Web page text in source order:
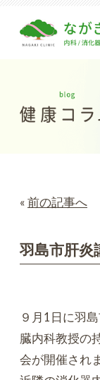
« 前の記事へ
羽島市肝炎
９月1日に羽
臓内科教授の
会が開催され